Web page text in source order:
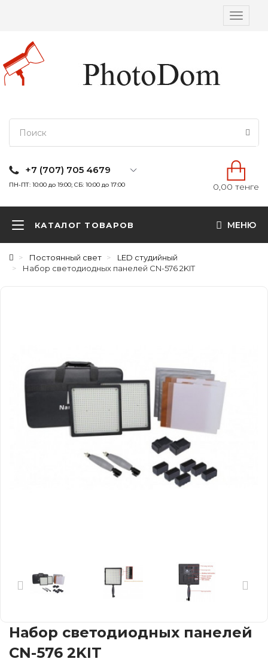
Вкл/
+7 (707) 705 4679
ПН-ПТ: 10:00 до 19:00; СБ: 10:00 до 17:00 0,00 тенге
КАТАЛОГ ТОВАРОВ МЕНЮ
Постоянный свет
LED студийный
Набор светодиодных панелей CN-576 2KIT
Набор светодиодных панелей
CN-576 2KIT